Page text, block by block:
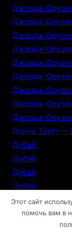
Джордж
Джордж
Джордж
Джордж
Джордж
Джордж
Джордж
Джордж
Джордж
Донна Тартт —
Дубай
Дубай
Дубай
Дубай
Дубай
Дубай
Этот сайт
помочь вам в